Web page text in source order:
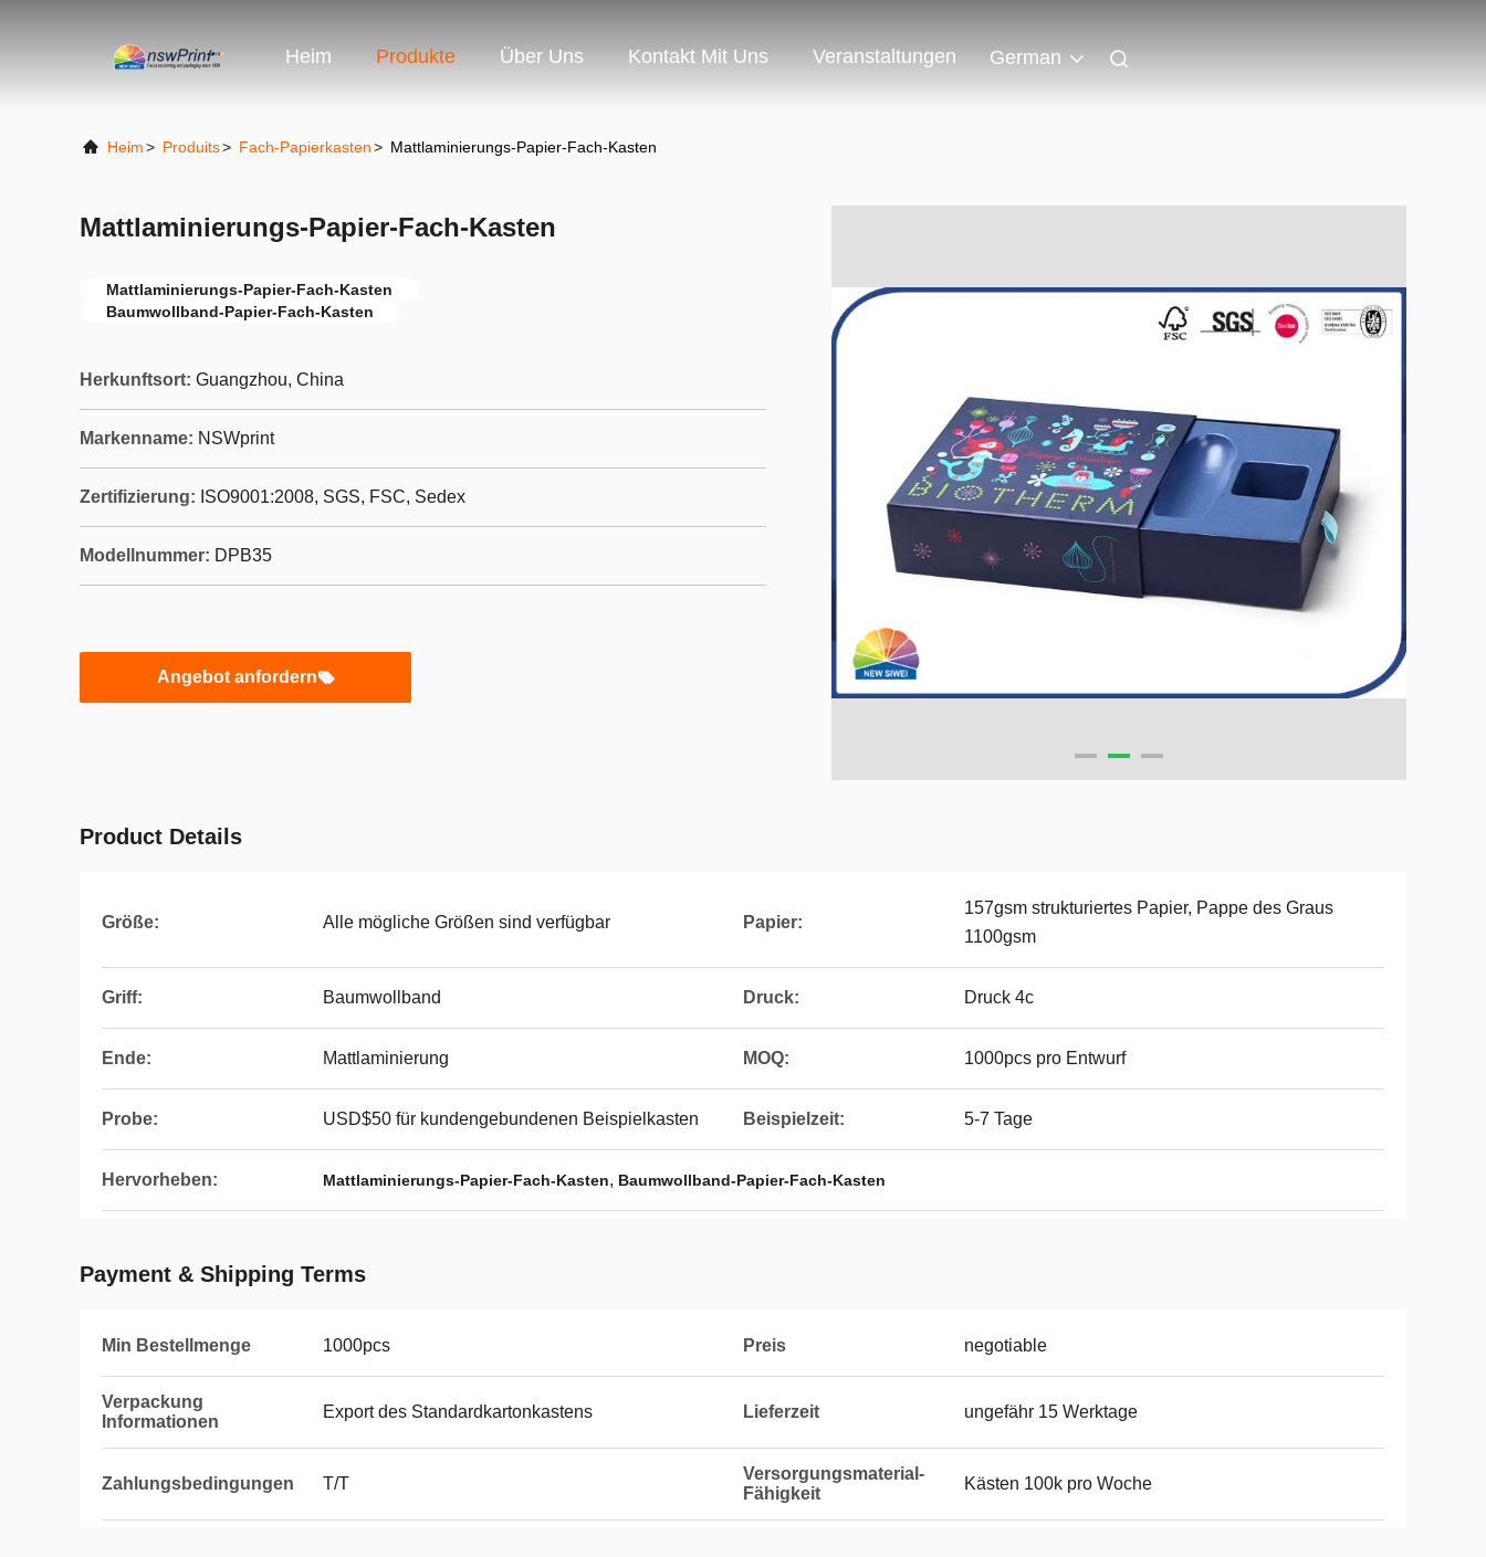
Heim Produkte Über Uns Kontakt Mit Uns Veranstaltungen German
Heim> Produits> Fach-Papierkasten> Mattlaminierungs-Papier-Fach-Kasten
Mattlaminierungs-Papier-Fach-Kasten
Mattlaminierungs-Papier-Fach-Kasten
Baumwollband-Papier-Fach-Kasten
Herkunftsort: Guangzhou, China
Markenname: NSWprint
Zertifizierung: ISO9001:2008, SGS, FSC, Sedex
Modellnummer: DPB35
Angebot anfordern
Product Details
Größe: Alle mögliche Größen sind verfügbar Papier:
157gsm strukturiertes Papier, Pappe des Graus
1100gsm
Griff: Baumwollband Druck: Druck 4c
Ende: Mattlaminierung MOQ: 1000pcs pro Entwurf
Probe: USD$50 für kundengebundenen Beispielkasten Beispielzeit: 5-7 Tage
Hervorheben: Mattlaminierungs-Papier-Fach-Kasten, Baumwollband-Papier-Fach-Kasten
Payment & Shipping Terms
Min Bestellmenge 1000pcs Preis negotiable
Verpackung
Informationen
Export des Standardkartonkastens Lieferzeit ungefähr 15 Werktage
Zahlungsbedingungen T/T
Versorgungsmaterial-
Fähigkeit
Kästen 100k pro Woche